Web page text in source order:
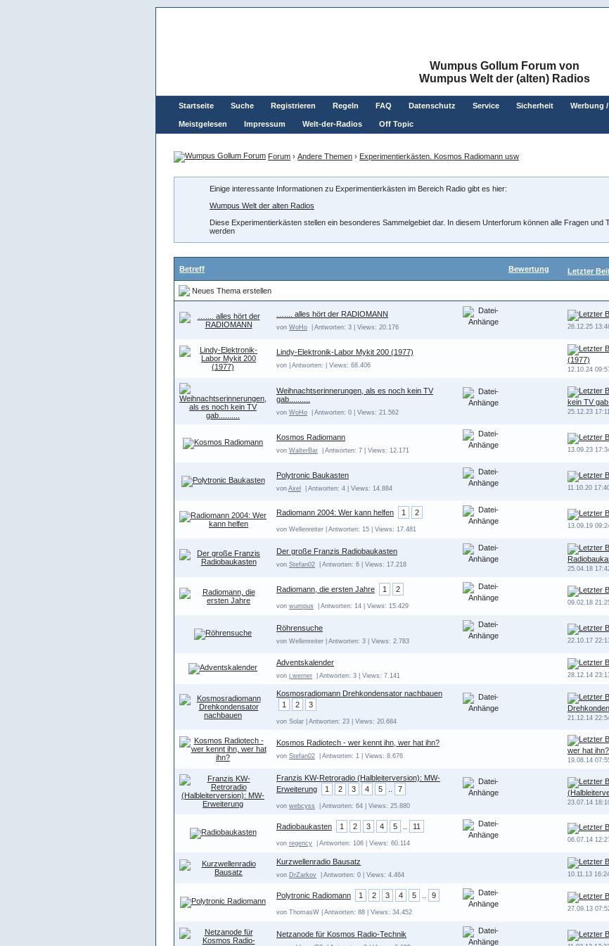
Wumpus Gollum Forum von
Wumpus Welt der (alten) Radios
Startseite Suche Registrieren Regeln FAQ Datenschutz Service Sicherheit Werbung
Meistgelesen Impressum Welt-der-Radios Off Topic
Forum › Andere Themen › Experimentierkästen. Kosmos Radiomann usw
Einige interessante Informationen zu Experimentierkästen im Bereich Radio gibt es hier:
Wumpus Welt der alten Radios
Diese Experimentierkästen stellen ein besonderes Sammelgebiet dar. In diesem Unterforum können alle Fragen und
werden
Betreff Bewertung Letzter
Neues Thema erstellen
….... alles hört der RADIOMANN
von WoHo | Antworten: 3 | Views: 20.176 26.12.25
Lindy-Elektronik-Labor Mykit 200 (1977)
von | Antworten: | Views: 68.406
(1977)
12.10.24
Weihnachtserinnerungen, als es noch kein TV
gab..........
von WoHo | Antworten: 0 | Views: 21.562
kein TV
25.12.23
Kosmos Radiomann
von WalterBar | Antworten: 7 | Views: 12.171 13.09.23
Polytronic Baukasten
von Axel | Antworten: 4 | Views: 14.884 11.10.20
Radiomann 2004: Wer kann helfen 1 2
von Wellenreiter | Antworten: 15 | Views: 17.481 13.09.19
Der große Franzis Radiobaukasten
von Stefan02 | Antworten: 6 | Views: 17.218
25.04.18
Radiomann, die ersten Jahre 1 2
von wumpus | Antworten: 14 | Views: 15.429 09.02.18
Röhrensuche
von Wellenreiter | Antworten: 3 | Views: 2.783 22.10.17
Adventskalender
von j.werner | Antworten: 3 | Views: 7.141 28.12.14
Kosmosradiomann Drehkondensator nachbauen
1
2 3
von Solar | Antworten: 23 | Views: 20.684 21.12.14
Kosmos Radiotech - wer kennt ihn, wer hat ihn?
von Stefan02 | Antworten: 1 | Views: 8.676
wer hat ihn?
19.08.14
Franzis KW-Retroradio (Halbleiterversion): MW-
Erweiterung
1 2 3 4 5 7
von webcyss | Antworten: 64 | Views: 25.880 23.07.14
Radiobaukasten 1 2 3 4 5 11
von regency | Antworten: 106 | Views: 60.114 06.07.14
Kurzwellenradio Bausatz
von DrZarkov | Antworten: 0 | Views: 4.464 10.11.13
Polytronic Radiomann 1 2 3 4 5 9
von ThomasW | Antworten: 88 | Views: 34.452 27.09.13
Netzanode für Kosmos Radio-Technik